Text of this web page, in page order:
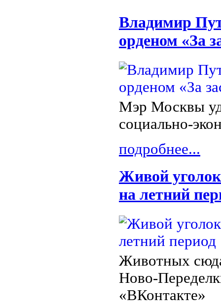
Владимир
орденом «За
Мэр Москвы
социально-
подробнее...
Живой
на летний
Животных
Ново-
«ВКонтакте»